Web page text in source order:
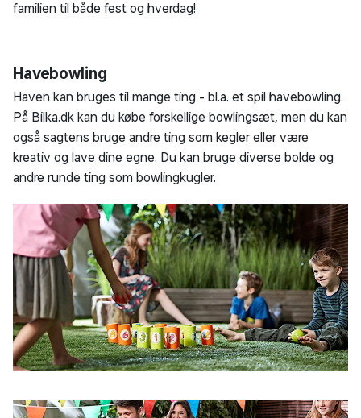
familien til både fest og hverdag!
Havebowling
Haven kan bruges til mange ting - bl.a. et spil havebowling.
På Bilka.dk kan du købe forskellige bowlingsæt, men du kan
også sagtens bruge andre ting som kegler eller være
kreativ og lave dine egne. Du kan bruge diverse bolde og
andre runde ting som bowlingkugler.